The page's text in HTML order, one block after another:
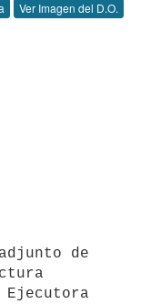
Ver Imagen del D.O.